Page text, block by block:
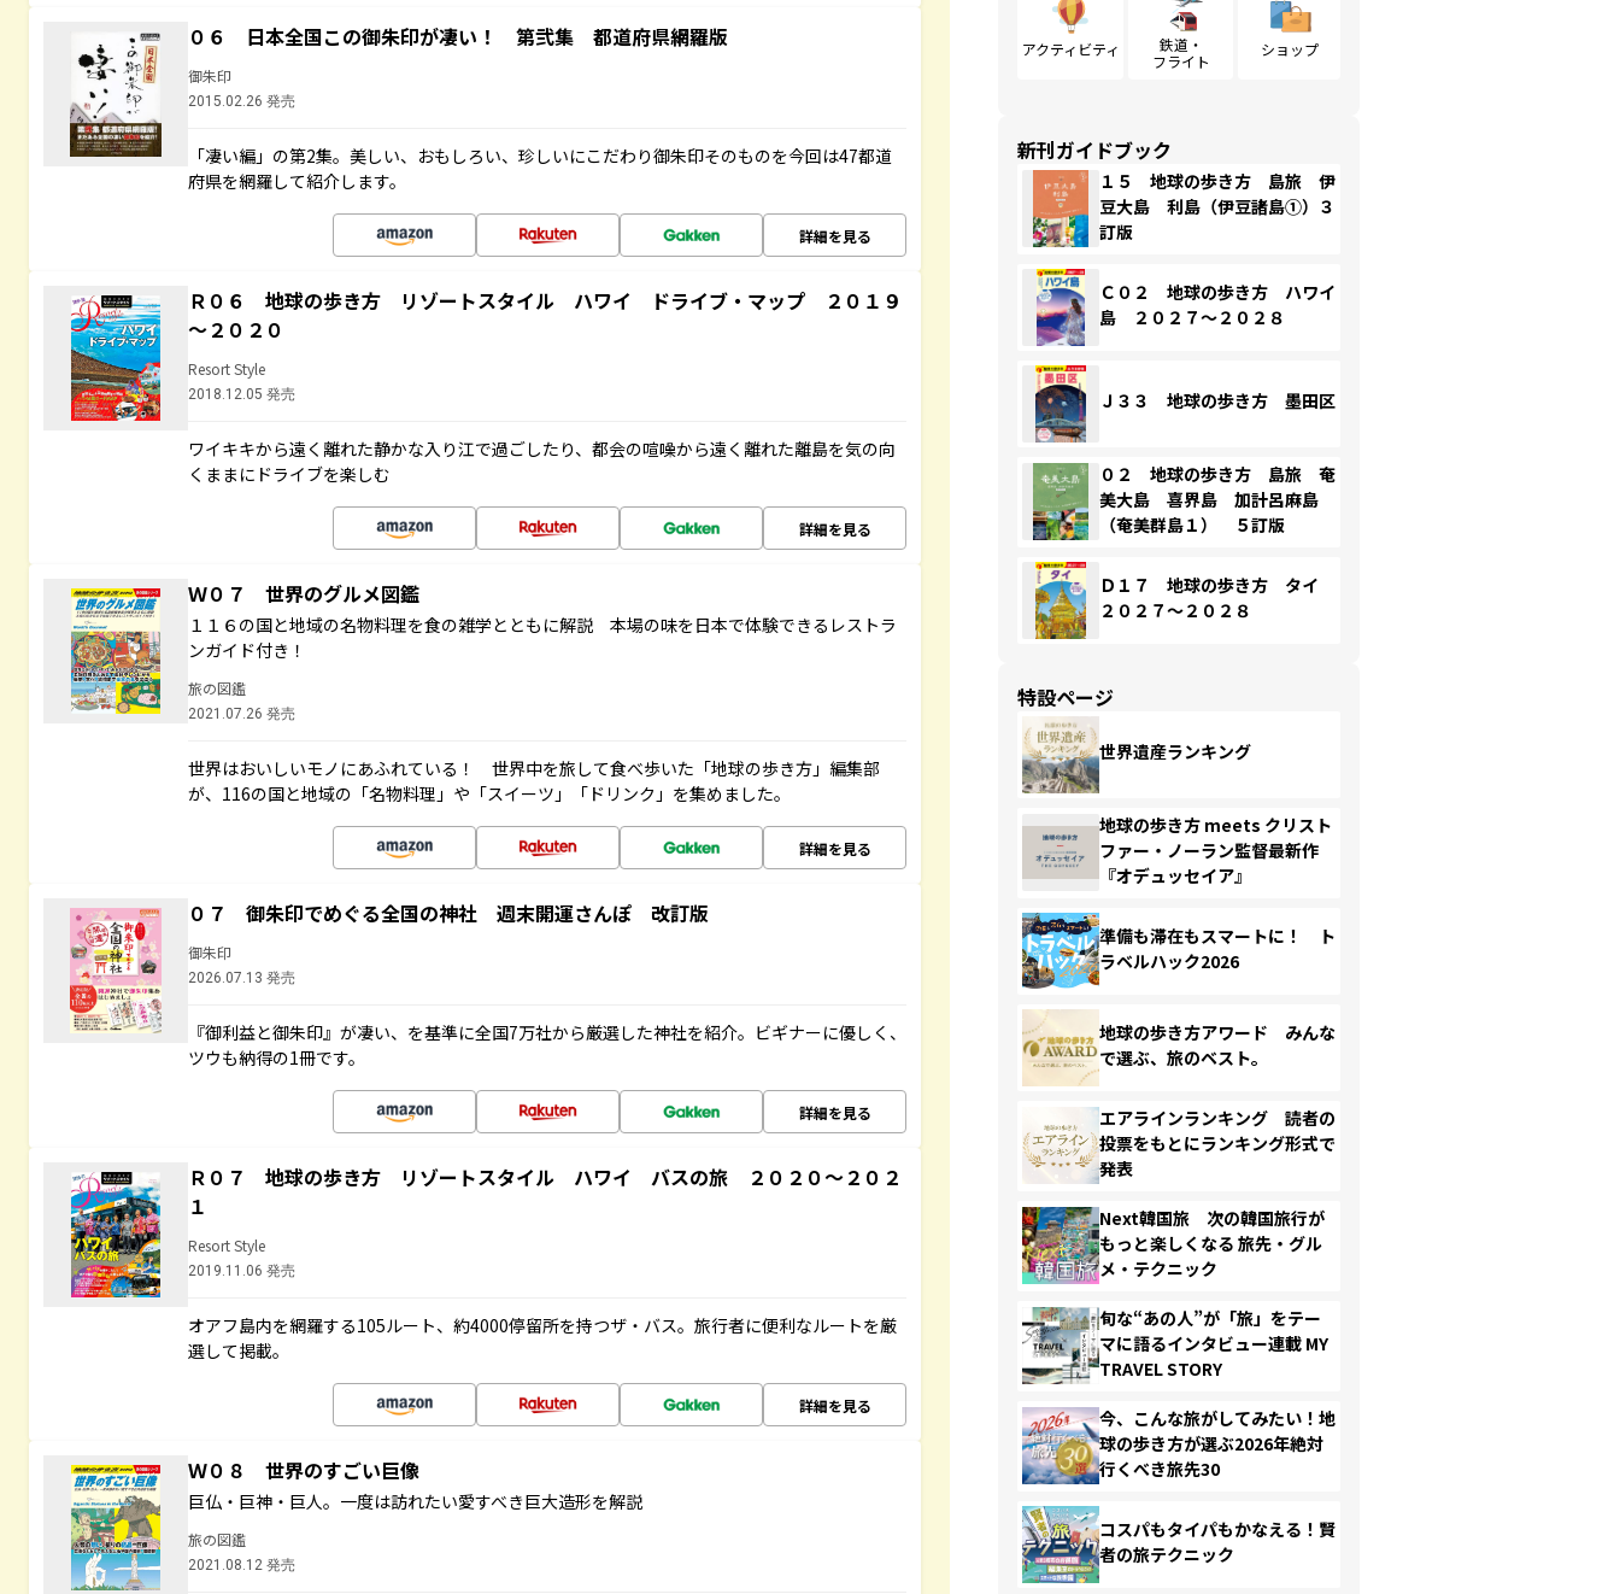
０６ 日本全国この御朱印が凄い！ 第弐集 都道府県網羅版
御朱印
2015.02.26 発売
「凄い編」の第2集。美しい、おもしろい、珍しいにこだわり御朱印そのものを今回は47都道
府県を網羅して紹介します。
詳細を見る
Ｒ０６ 地球の歩き方 リゾートスタイル ハワイ ドライブ・マップ ２０１９
～２０２０
Resort Style
2018.12.05 発売
ワイキキから遠く離れた静かな入り江で過ごしたり、都会の喧噪から遠く離れた離島を気の向
くままにドライブを楽しむ
詳細を見る
Ｗ０７ 世界のグルメ図鑑
１１６の国と地域の名物料理を食の雑学とともに解説 本場の味を日本で体験できるレストラ
ンガイド付き！
旅の図鑑
2021.07.26 発売
世界はおいしいモノにあふれている！ 世界中を旅して食べ歩いた「地球の歩き方」編集部
が、116の国と地域の「名物料理」や「スイーツ」「ドリンク」を集めました。
詳細を見る
０７ 御朱印でめぐる全国の神社 週末開運さんぽ 改訂版
御朱印
2026.07.13 発売
『御利益と御朱印』が凄い、を基準に全国7万社から厳選した神社を紹介。ビギナーに優しく、
ツウも納得の1冊です。
詳細を見る
Ｒ０７ 地球の歩き方 リゾートスタイル ハワイ バスの旅 ２０２０～２０２
１
Resort Style
2019.11.06 発売
オアフ島内を網羅する105ルート、約4000停留所を持つザ・バス。旅行者に便利なルートを厳
選して掲載。
詳細を見る
Ｗ０８ 世界のすごい巨像
巨仏・巨神・巨人。一度は訪れたい愛すべき巨大造形を解説
旅の図鑑
2021.08.12 発売
アクティビティ
鉄道・
フライト
ショップ
新刊ガイドブック
１５ 地球の歩き方 島旅 伊
豆大島 利島（伊豆諸島①）３
訂版
Ｃ０２ 地球の歩き方 ハワイ
島 ２０２７～２０２８
Ｊ３３ 地球の歩き方 墨田区
０２ 地球の歩き方 島旅 奄
美大島 喜界島 加計呂麻島
（奄美群島１） ５訂版
Ｄ１７ 地球の歩き方 タイ
２０２７～２０２８
特設ページ
世界遺産ランキング
地球の歩き方 meets クリスト
ファー・ノーラン監督最新作
『オデュッセイア』
準備も滞在もスマートに！ ト
ラベルハック2026
地球の歩き方アワード みんな
で選ぶ、旅のベスト。
エアラインランキング 読者の
投票をもとにランキング形式で
発表
Next韓国旅 次の韓国旅行が
もっと楽しくなる 旅先・グル
メ・テクニック
旬な“あの人”が「旅」をテー
マに語るインタビュー連載 MY
TRAVEL STORY
今、こんな旅がしてみたい！地
球の歩き方が選ぶ2026年絶対
行くべき旅先30
コスパもタイパもかなえる！賢
者の旅テクニック